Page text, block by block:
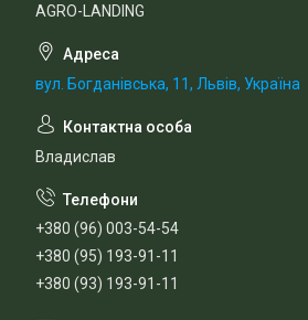
AGRO-LANDING
вул. Богданівська, 11, Львів, Україна
Владислав
+380 (96) 003-54-54
+380 (95) 193-91-11
+380 (93) 193-91-11